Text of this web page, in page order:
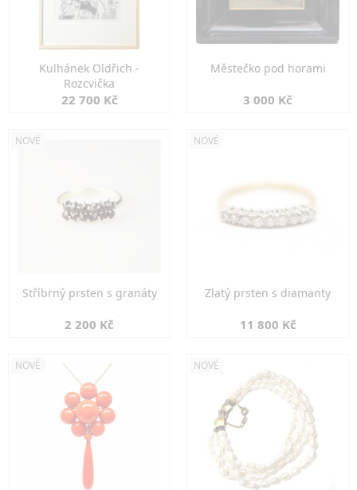
Kulhánek Oldřich -
Rozcvička
22 700 Kč
Městečko pod horami
3 000 Kč
NOVÉ
Stříbrný prsten s granáty
2 200 Kč
NOVÉ
Zlatý prsten s diamanty
11 800 Kč
NOVÉ NOVÉ